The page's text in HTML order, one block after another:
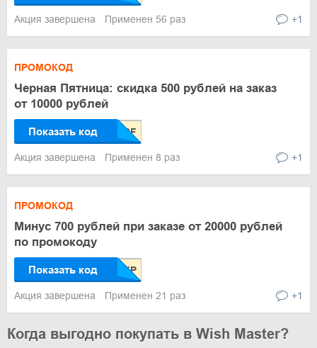
Акция завершена Применен 56 раз +1
ПРОМОКОД
Черная Пятница: скидка 500 рублей на заказ
от 10000 рублей
Показать код
Акция завершена Применен 8 раз +1
ПРОМОКОД
Минус 700 рублей при заказе от 20000 рублей
по промокоду
Показать код
Акция завершена Применен 21 раз +1
Когда выгодно покупать в Wish Master?